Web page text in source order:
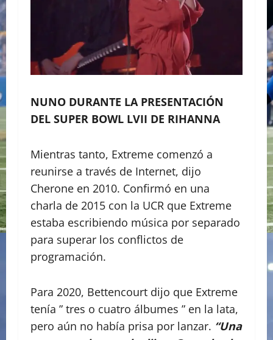
NUNO DURANTE LA PRESENTACIÓN
DEL SUPER BOWL LVII DE RIHANNA
Mientras tanto, Extreme comenzó a
reunirse a través de Internet, dijo
Cherone en 2010. Confirmó en una
charla de 2015 con la UCR que Extreme
estaba escribiendo música por separado
para superar los conflictos de
programación.
Para 2020, Bettencourt dijo que Extreme
tenía ” tres o cuatro álbumes ” en la lata,
pero aún no había prisa por lanzar. “Una